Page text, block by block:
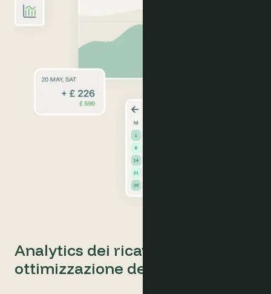
Analytics dei ricavi e
ottimizzazione dei prezzi